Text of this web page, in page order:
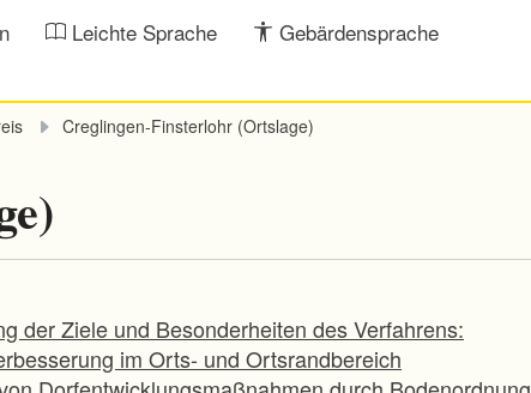
Leichte Sprache Gebärdensprache
Creglingen-Finsterlohr (Ortslage)
der Ziele und Besonderheiten des Verfahrens:
im Orts- und Ortsrandbereich